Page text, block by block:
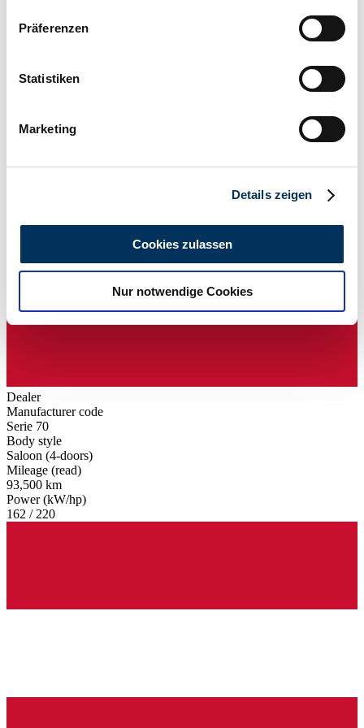
Informationen über Ihre geografische Lage
können
bestimmten Merkmalen (Fingerprinting) identifizieren
Erfahren Sie mehr darüber, wie Ihre persönlichen Daten
analysieren. Außerdem geben wir Informationen zu Ihrer
Verwendung unserer Website an unsere Partner für
soziale Medien, Werbung und Analysen weiter. Unsere
gesammelt haben.Datenschutzerklärung
Präferenzen
Statistiken
Marketing
Details zeigen
Cookies zulassen
Nur notwendige Cookies
Dealer
Manufacturer code
Serie 70
Body style
Saloon (4-doors)
Mileage (read)
93,500 km
Power (kW/hp)
162 / 220